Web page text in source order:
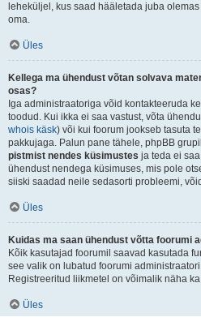
leheküljel, kus saad hääletada juba
oma.
Üles
Kellega ma ühendust võtan solvava
osas?
Iga administraatoriga võid kontakteeruda
toodud. Kui ikka ei saa vastust, võta
whois käsk) või kui foorum jookseb tasuta
pakkujaga. Palun pane tähele, phpBB
pistmist nendes küsimustes ja teda ei
ühendust nendega küsimuses, mis pole
siiski saadad neile sedasorti probleemi,
Üles
Kuidas ma saan ühendust võtta foorumi
Kõik kasutajad foorumil saavad kasutada
see valik on lubatud foorumi
Registreeritud liikmetel on võimalik näha ka
Üles